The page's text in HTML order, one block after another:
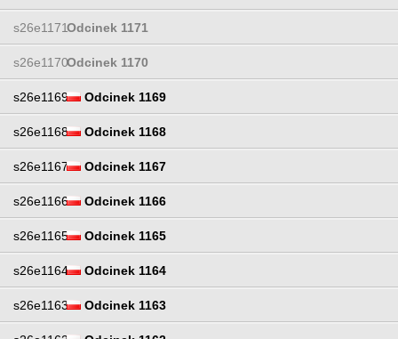
s26e1171Odcinek 1171
s26e1170Odcinek 1170
s26e1169 Odcinek 1169
s26e1168 Odcinek 1168
s26e1167 Odcinek 1167
s26e1166 Odcinek 1166
s26e1165 Odcinek 1165
s26e1164 Odcinek 1164
s26e1163 Odcinek 1163